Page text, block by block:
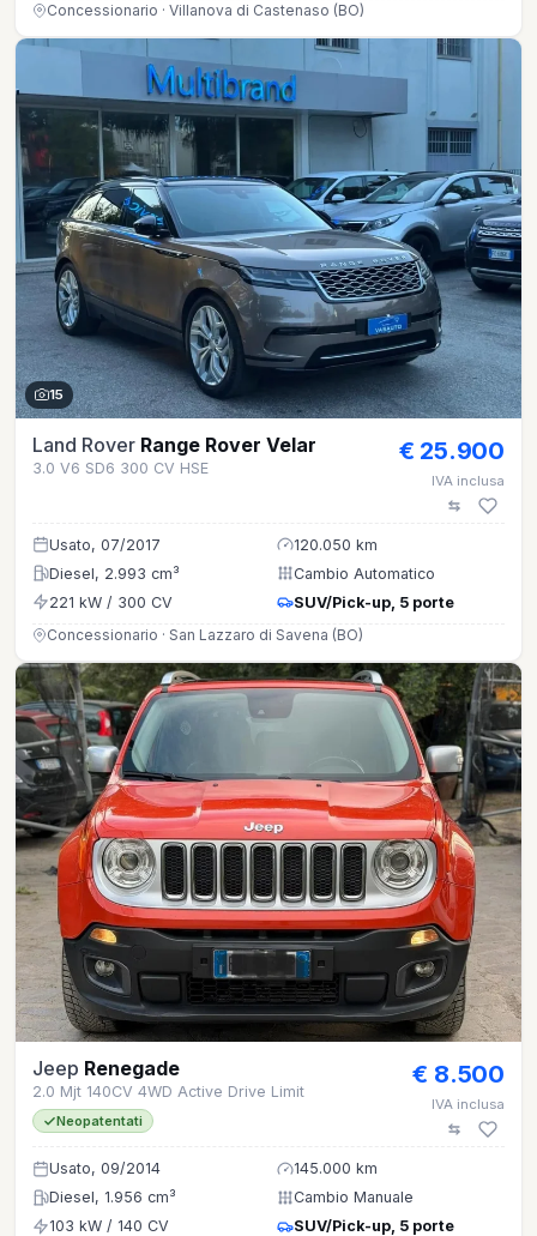
Concessionario · Villanova di Castenaso (BO)
15
Land Rover Range Rover Velar
3.0 V6 SD6 300 CV HSE
€ 25.900
IVA inclusa
Usato, 07/2017
120.050 km
Diesel, 2.993 cm³
Cambio Automatico
221 kW / 300 CV
SUV/Pick-up, 5 porte
Concessionario · San Lazzaro di Savena (BO)
Jeep Renegade
2.0 Mjt 140CV 4WD Active Drive Limit
Neopatentati
€ 8.500
IVA inclusa
Usato, 09/2014
145.000 km
Diesel, 1.956 cm³
Cambio Manuale
103 kW / 140 CV
SUV/Pick-up, 5 porte